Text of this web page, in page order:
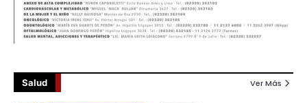
Salud Ver Más